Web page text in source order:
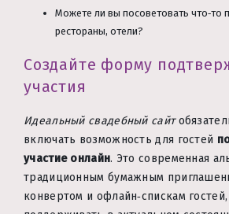
Можете ли вы посоветовать что‑то
рестораны, отели?
Создайте форму
участия
Идеальный свадебный сайт
включать возможность для гостей
участие онлайн. Это современная
традиционным бумажным
конвертом и офлайн‑спискам